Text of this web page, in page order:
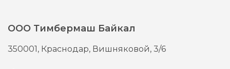
ООО Тимбермаш Байкал
350001, Краснодар, Вишняковой, 3/6